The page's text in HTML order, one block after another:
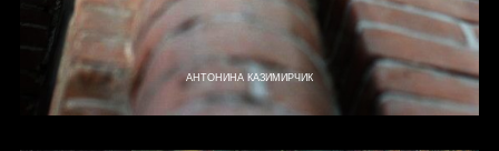
АНТОНИНА КАЗИМИРЧИК